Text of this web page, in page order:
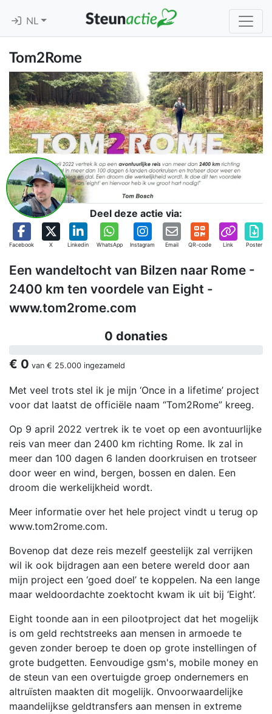
NL
Tom2Rome
Deel deze actie via:
Facebook X Linkedin WhatsApp Instagram Email QR-code Link Poster
Een wandeltocht van Bilzen naar Rome -
2400 km ten voordele van Eight -
www.tom2rome.com
0 donaties
€ 0 van € 25.000 ingezameld
Met veel trots stel ik je mijn ‘Once in a lifetime’ project
voor dat laatst de officiële naam “Tom2Rome” kreeg.
Op 9 april 2022 vertrek ik te voet op een avontuurlijke
reis van meer dan 2400 km richting Rome. Ik zal in
meer dan 100 dagen 6 landen doorkruisen en trotseer
door weer en wind, bergen, bossen en dalen. Een
droom die werkelijkheid wordt.
Meer informatie over het hele project vindt u terug op
www.tom2rome.com.
Bovenop dat deze reis mezelf geestelijk zal verrijken
wil ik ook bijdragen aan een betere wereld door aan
mijn project een ‘goed doel’ te koppelen. Na een lange
maar weldoordachte zoektocht kwam ik uit bij ‘Eight’.
Eight toonde aan in een pilootproject dat het mogelijk
is om geld rechtstreeks aan mensen in armoede te
geven zonder beroep te doen op grote instellingen of
grote budgetten. Eenvoudige gsm's, mobile money en
de steun van een overtuigde groep ondernemers en
altruïsten maakten dit mogelijk. Onvoorwaardelijke
maandelijkse geldtransfers aan mensen in extreme